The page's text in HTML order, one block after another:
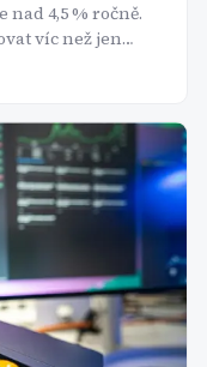
4,5 % ročně.
víc než jen
fondy jsou